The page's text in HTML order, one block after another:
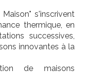
Maison" s'inscrivent
thermique, en
successives,
innovantes à la
de maisons